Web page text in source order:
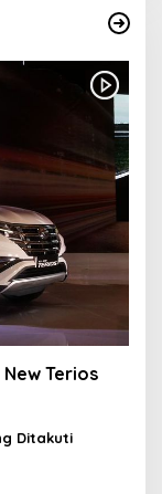
Terios
Ditakuti